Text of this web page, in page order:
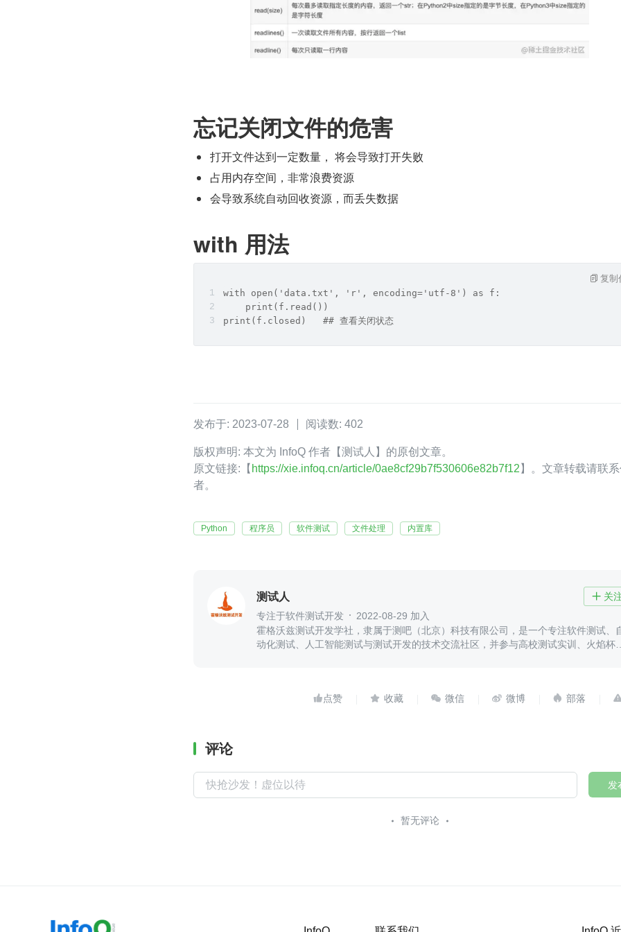
忘记关闭文件的危害
打开文件达到一定数量， 将会导致打开失败
占用内存空间，非常浪费资源
会导致系统自动回收资源，而丢失数据
with 用法
with open('data.txt', 'r', encoding='utf-8') as f:
    print(f.read())
print(f.closed)   ## 查看关闭状态
复制
发布于: 2023-07-28 阅读数: 402
版权声明: 本文为 InfoQ 作者【测试人】的原创文章。
原文链接:【 https://xie.infoq.cn/article/0ae8cf29b7f530606e82b7f12 】。文章转载请联
者。
Python 程序员 软件测试 文件处理 内置库
测试人  关
专注于软件测试开发
2022-08-29 加入
霍格沃兹测试开发学社，隶属于测吧（北京）科技有限公司，是一个专注软件测试、
动化测试、人工智能测试与测试开发的技术交流社区，并参与高校测试实训、火焰杯
    
评论
发
暂无评论